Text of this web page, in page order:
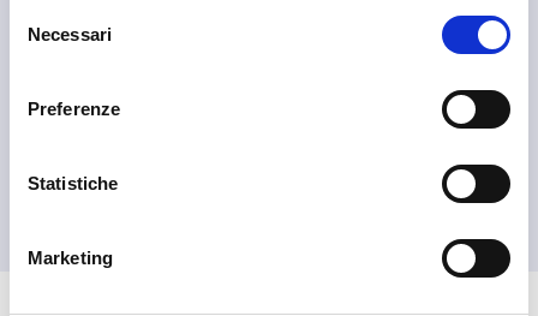
delNecessari
Preferenze
Statistiche
Marketing
Pro Loco Ardenno APS